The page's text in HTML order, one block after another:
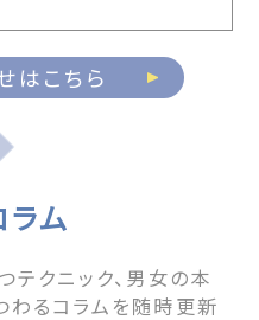
はこちら
ム
テクニック、男女の本
るコラムを随時更新